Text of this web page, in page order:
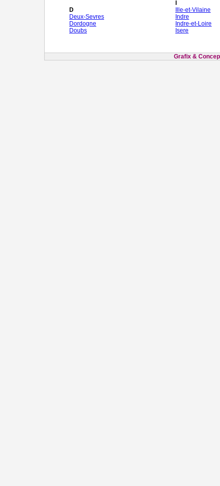
D
Deux-Sevres
Dordogne
Doubs
Ille-et-Vilaine
Indre
Indre-et-Loire
Isere
Grafix &